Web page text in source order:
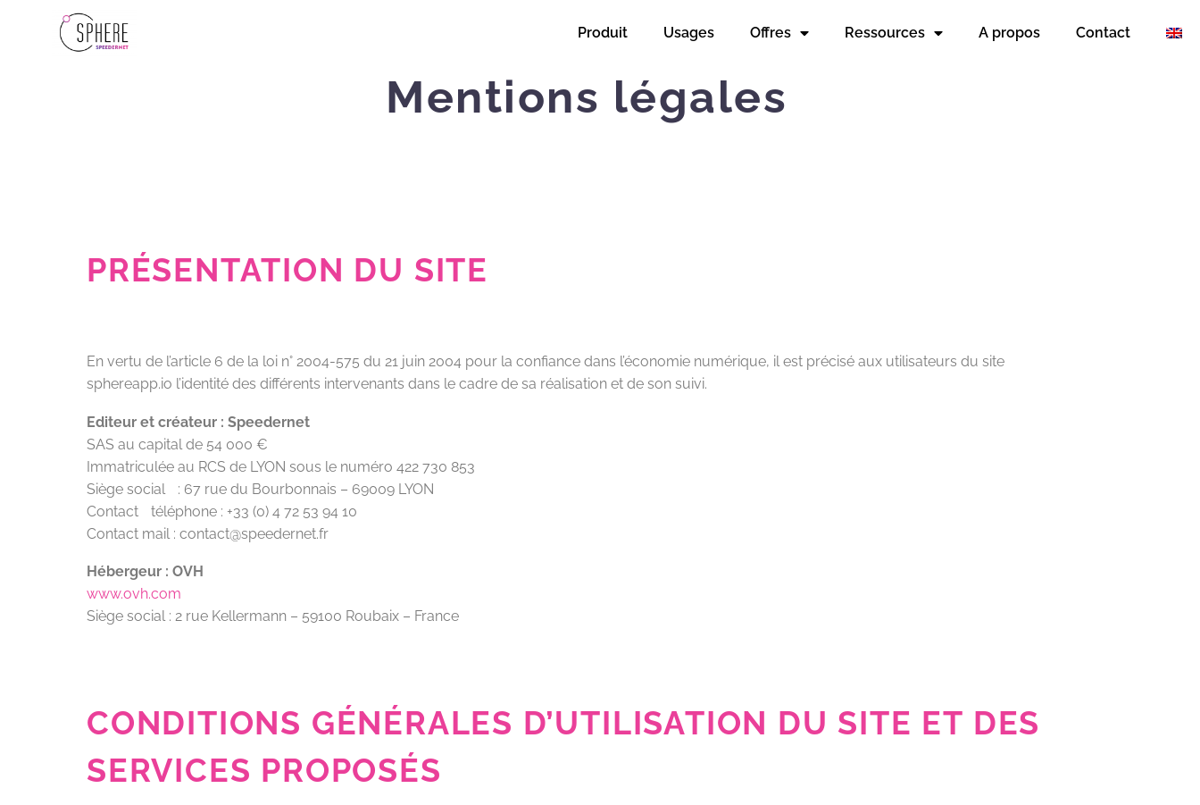
Produit Usages Offres Ressources A propos Contact
Mentions légales
PRÉSENTATION DU SITE
En vertu de l’article 6 de la loi n° 2004-575 du 21 juin 2004 pour la confiance dans l’économie numérique, il est précisé aux utilisateurs du site
sphereapp.io l’identité des différents intervenants dans le cadre de sa réalisation et de son suivi.
Editeur et créateur : Speedernet
SAS au capital de 54 000 €
Immatriculée au RCS de LYON sous le numéro 422 730 853
Siège social : 67 rue du Bourbonnais – 69009 LYON
Contact téléphone : +33 (0) 4 72 53 94 10
Contact mail : contact@speedernet.fr
Hébergeur : OVH
www.ovh.com
Siège social : 2 rue Kellermann – 59100 Roubaix – France
CONDITIONS GÉNÉRALES D’UTILISATION DU SITE ET DES
SERVICES PROPOSÉS